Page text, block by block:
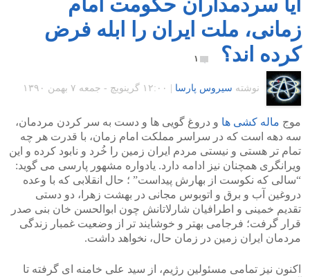
زمانی، ملت ایران را ابله فرض
کرده اند؟
۱
نوشته سیروس پارسا ۱۲:۰۰ گرينويچ - جمعه ۷ بهمن ۱۳۹۰
موج ماله کشی ها و دروغ گویی ها و دست به سر کردن مردمان،
سه دهه است که در سراسر مملکت امام زمان، با قدرت هر چه
تمام تر هستی و نیستی مردم ایران زمین را خُرد و نابود کرده و این
ویرانگری همچنان نیز ادامه دارد. یادواره مشهور پارسی می گوید:
“سالی که نکوست از بهارش پیداست” ؛ حال انقلابی که با وعده
دروغین آب و برق و اتوبوس مجانی در بهشت زهرا، دو دستی
تقدیم خمینی و اطرافیان شارلاتانش چون ابوالحسن خان بنی صدر
قرار گرفت؛ فرجامی بهتر و خوشایند تر از وضعیت غمبار زندگی
مردمان ایران زمین در زمان حال، نخواهد داشت.
اکنون نیز تمامی مسئولین رژیم، از سید علی خامنه ای گرفته تا